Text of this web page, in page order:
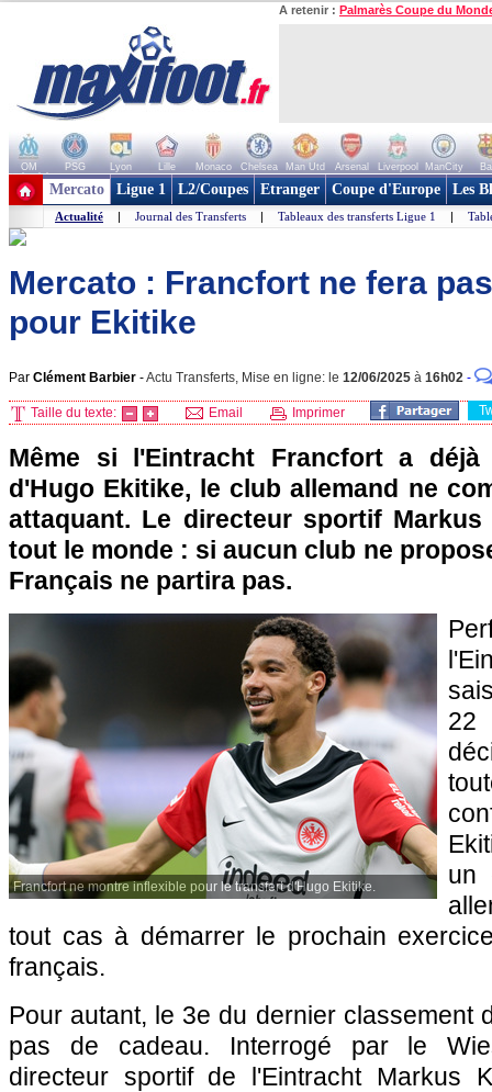
A retenir : Palmarès Coupe du
OM PSG Lyon Lille Monaco Chelsea Man Utd Arsenal Liverpool ManCity
+ de clubs
Mercato Ligue 1 L2/Coupes Etranger Coupe d'Europe Les
Actualité | Journal des Transferts | Tableaux des transferts Ligue 1 |
Mercato : Francfort ne fera
pour Ekitike
Par Clément Barbier -Actu Transferts, Mise en ligne: le 12/06/2025 à 16h02 -
Taille du texte: Email Imprimer
Même si l'Eintracht Francfort a
d'Hugo Ekitike, le club allemand ne
attaquant. Le directeur sportif
tout le monde : si aucun club ne
Français ne partira pas.
Francfort ne montre inflexible pour le transfert d'Hugo Ekitike.
22
un
tout cas à démarrer le prochain
français.
Pour autant, le 3e du dernier classement
pas de cadeau. Interrogé par le
directeur sportif de l'Eintracht Markus